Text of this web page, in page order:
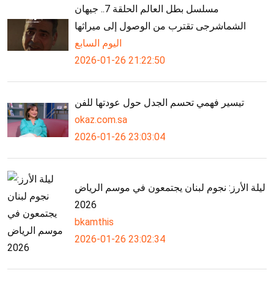
مسلسل بطل العالم الحلقة 7.. جيهان
الشماشرجى تقترب من الوصول إلى ميراثها
اليوم السابع
2026-01-26 21:22:50
تيسير فهمي تحسم الجدل حول عودتها للفن
okaz.com.sa
2026-01-26 23:03:04
ليلة الأرز: نجوم لبنان يجتمعون في موسم الرياض
2026
bkamthis
2026-01-26 23:02:34